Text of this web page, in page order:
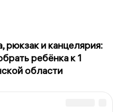
и канцелярия:
ребёнка к 1
области